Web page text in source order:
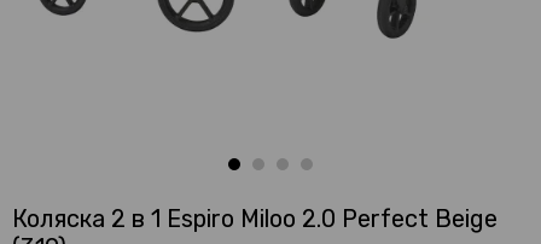
Коляска 2 в 1 Espiro Miloo 2.0 Perfect Beige